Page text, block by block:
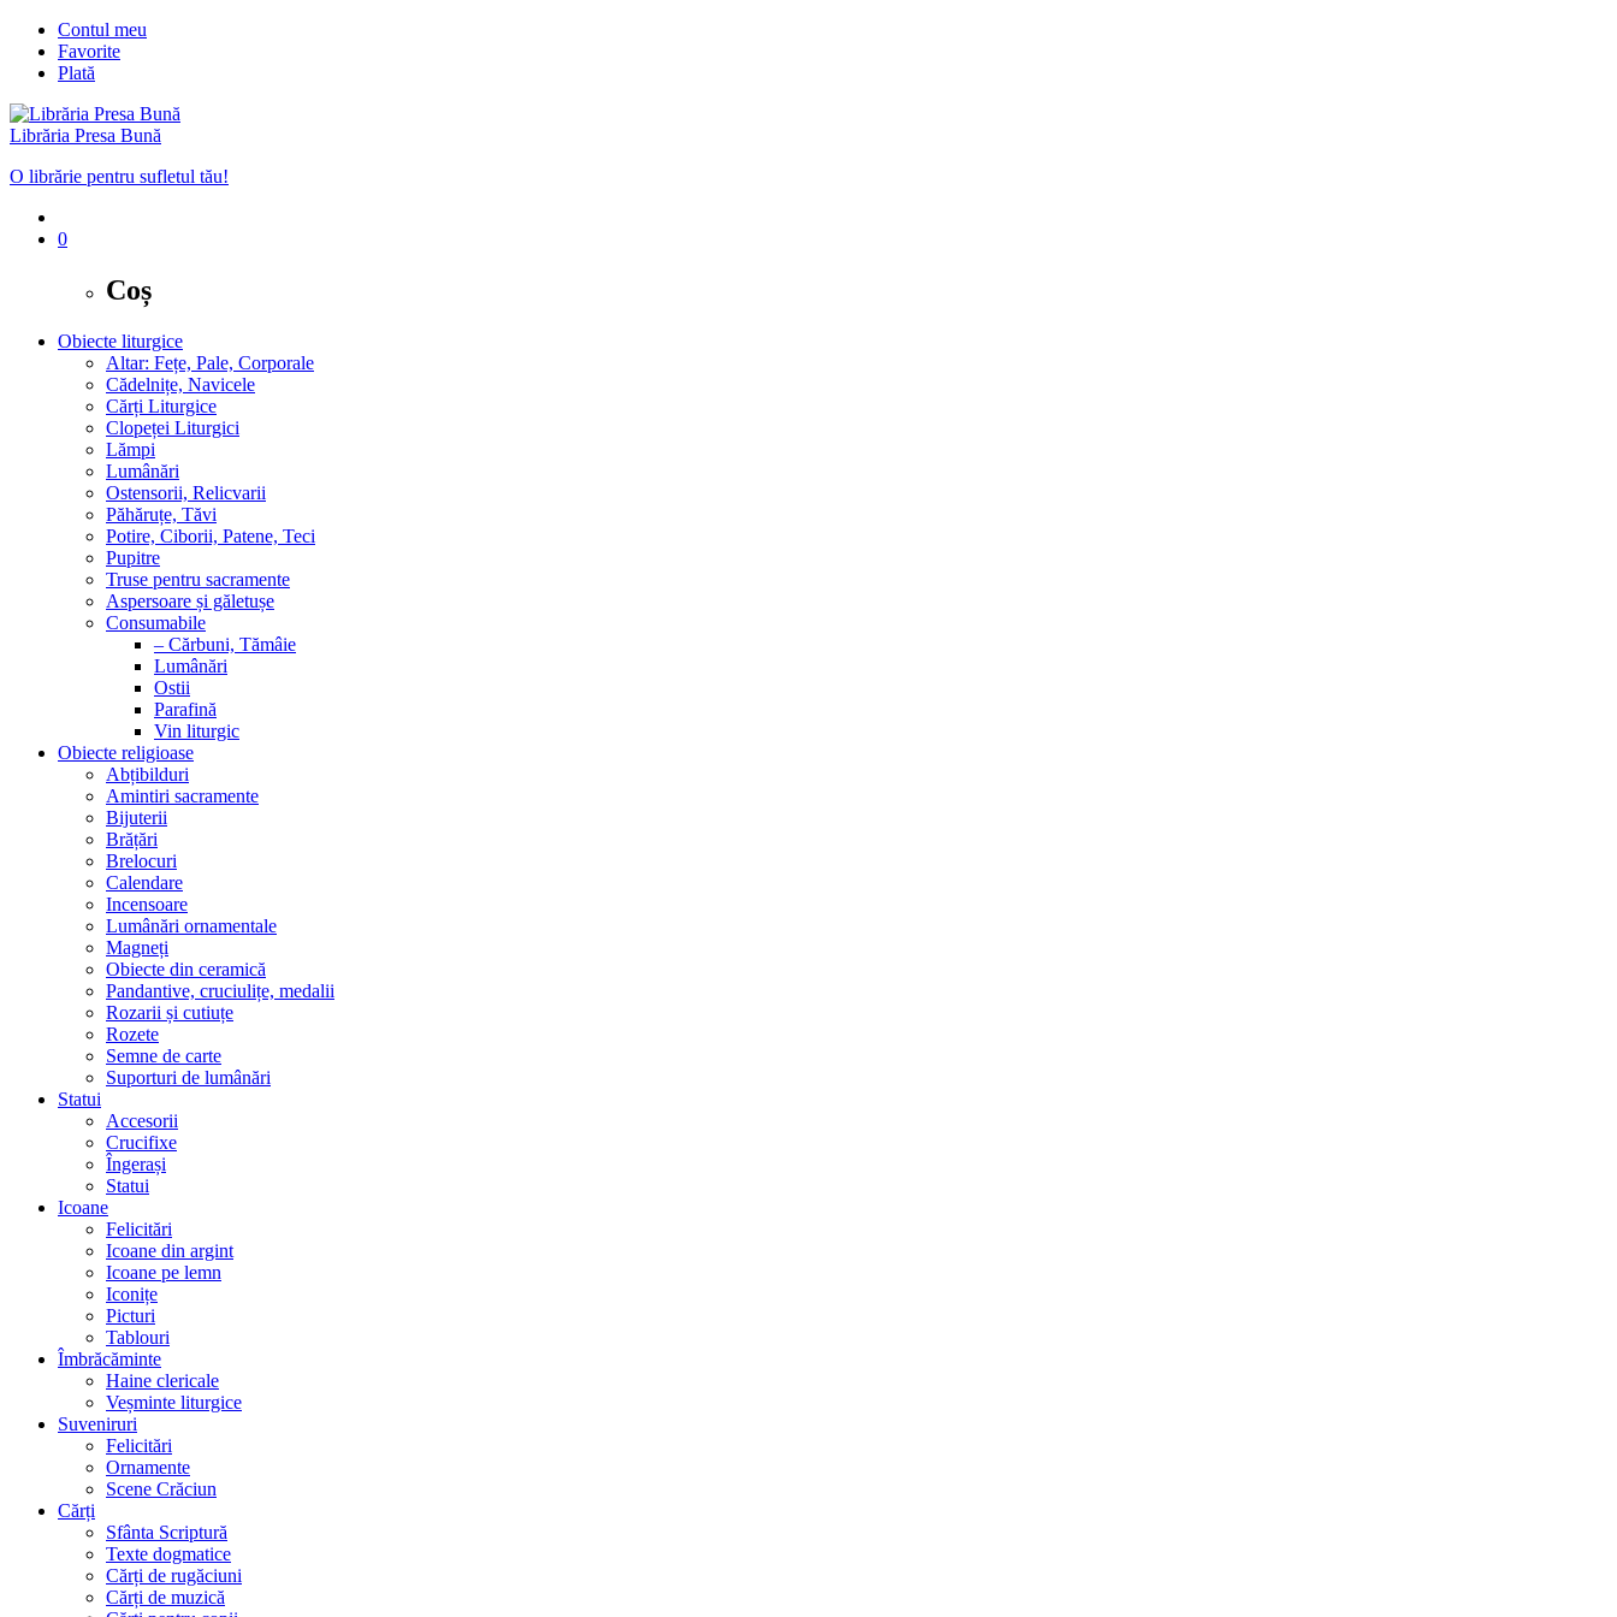
Contul meu
Favorite
Plată
Librăria Presa Bună
O librărie pentru sufletul tău!
0
Coș
Obiecte liturgice
Altar: Fețe, Pale, Corporale
Cădelnițe, Navicele
Cărți Liturgice
Clopeței Liturgici
Lămpi
Lumânări
Ostensorii, Relicvarii
Păhăruțe, Tăvi
Potire, Ciborii, Patene, Teci
Pupitre
Truse pentru sacramente
Aspersoare și găletușe
Consumabile
– Cărbuni, Tămâie
Lumânări
Ostii
Parafină
Vin liturgic
Obiecte religioase
Abțibilduri
Amintiri sacramente
Bijuterii
Brățări
Brelocuri
Calendare
Incensoare
Lumânări ornamentale
Magneți
Obiecte din ceramică
Pandantive, cruciulițe, medalii
Rozarii și cutiuțe
Rozete
Semne de carte
Suporturi de lumânări
Statui
Accesorii
Crucifixe
Îngerași
Statui
Icoane
Felicitări
Icoane din argint
Icoane pe lemn
Iconițe
Picturi
Tablouri
Îmbrăcăminte
Haine clericale
Veșminte liturgice
Suveniruri
Felicitări
Ornamente
Scene Crăciun
Cărți
Sfânta Scriptură
Texte dogmatice
Cărți de rugăciuni
Cărți de muzică